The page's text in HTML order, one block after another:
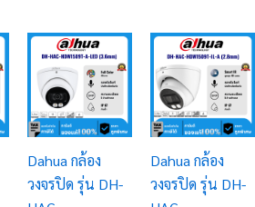
Dahua กล้อง
วงจรปิด รุ่น DH-
Dahua กล้อง
วงจรปิด รุ่น DH-